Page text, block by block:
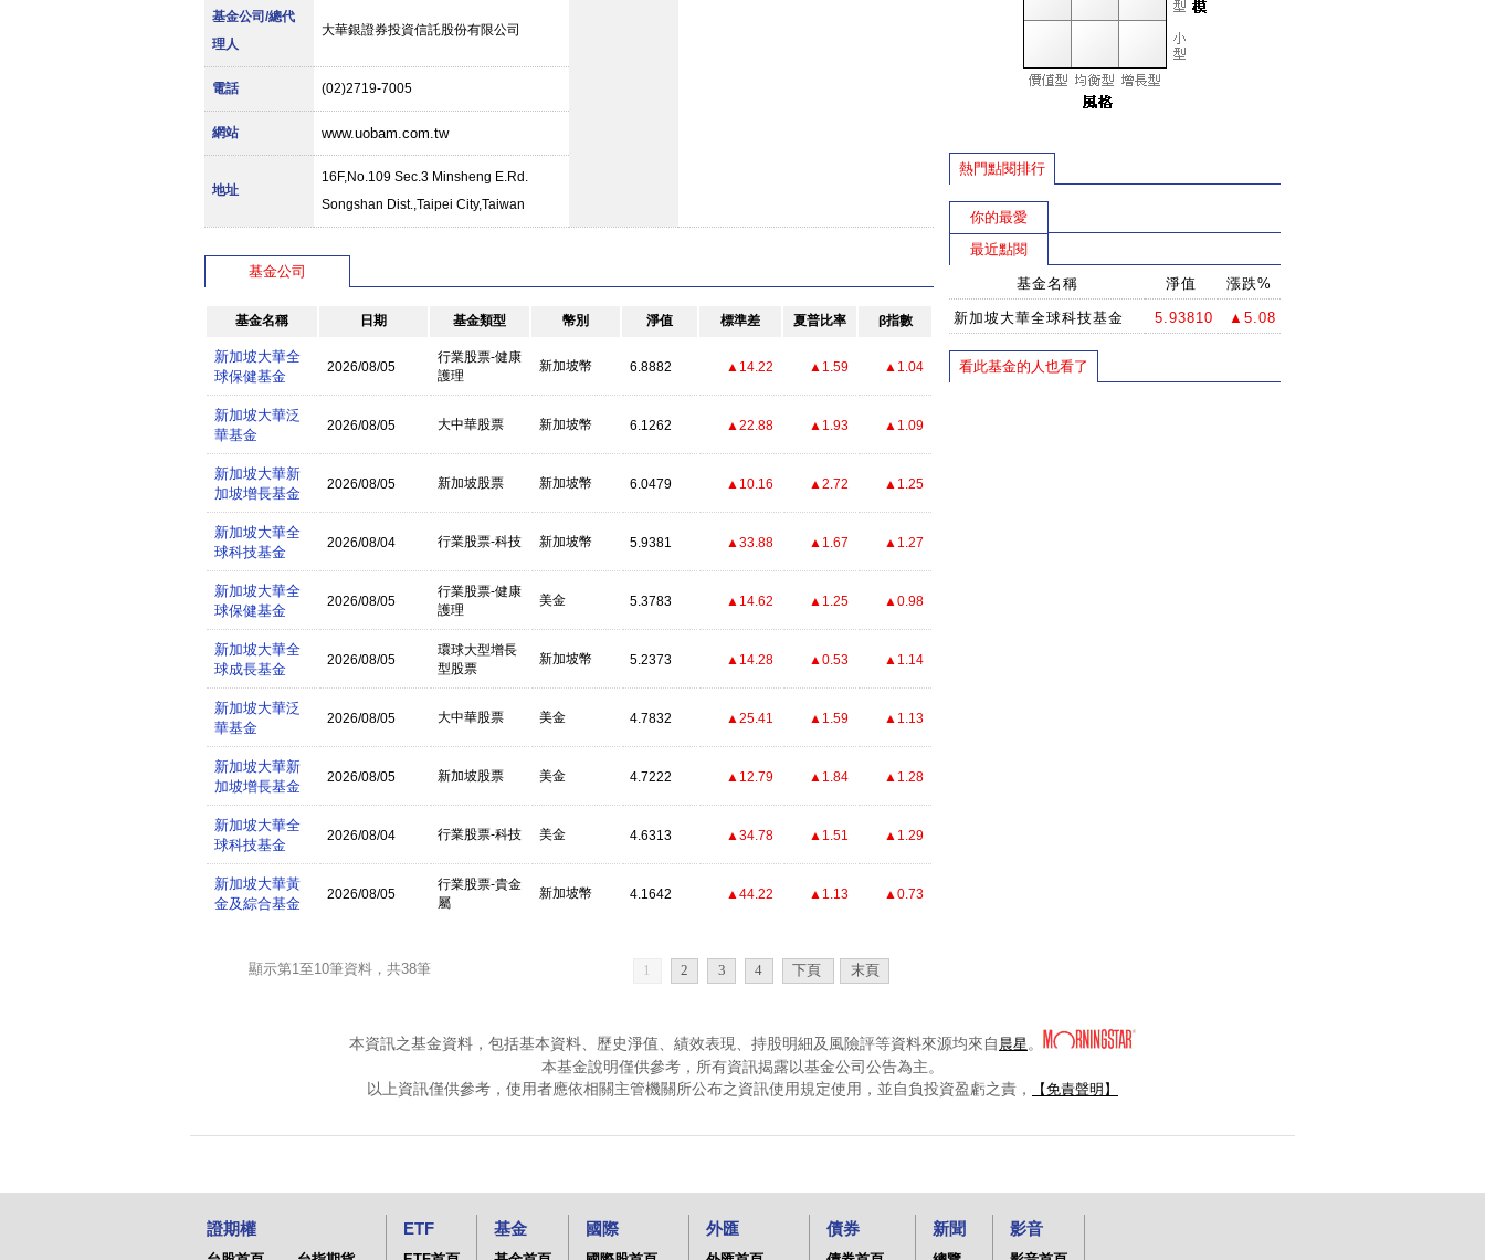
基金公司/總代
理人
大華銀證券投資信託股份有限公司
電話 (02)2719-7005
網站 www.uobam.com.tw
地址
16F,No.109 Sec.3 Minsheng E.Rd.
Songshan Dist.,Taipei City,Taiwan
基金公司
基金名稱 日期 基金類型 幣別 淨值 標準差 夏普比率 β指數
新加坡大華全
球保健基金
2026/08/05
行業股票-健康
護理
新加坡幣 6.8882 ▲14.22 ▲1.59 ▲1.04
新加坡大華泛
華基金
2026/08/05 大中華股票 新加坡幣 6.1262 ▲22.88 ▲1.93 ▲1.09
新加坡大華新
加坡增長基金
2026/08/05 新加坡股票 新加坡幣 6.0479 ▲10.16 ▲2.72 ▲1.25
新加坡大華全
球科技基金
2026/08/04 行業股票-科技 新加坡幣 5.9381 ▲33.88 ▲1.67 ▲1.27
新加坡大華全
球保健基金
2026/08/05
行業股票-健康
護理
美金 5.3783 ▲14.62 ▲1.25 ▲0.98
新加坡大華全
球成長基金
2026/08/05
環球大型增長
型股票
新加坡幣 5.2373 ▲14.28 ▲0.53 ▲1.14
新加坡大華泛
華基金
2026/08/05 大中華股票 美金 4.7832 ▲25.41 ▲1.59 ▲1.13
新加坡大華新
加坡增長基金
2026/08/05 新加坡股票 美金 4.7222 ▲12.79 ▲1.84 ▲1.28
新加坡大華全
球科技基金
2026/08/04 行業股票-科技 美金 4.6313 ▲34.78 ▲1.51 ▲1.29
新加坡大華黃
金及綜合基金
2026/08/05
行業股票-貴金
屬
新加坡幣 4.1642 ▲44.22 ▲1.13 ▲0.73
顯示第1至10筆資料，共38筆 1 2 3 4 下頁 末頁
熱門點閱排行
你的最愛
最近點閱
基金名稱 淨值 漲跌%
新加坡大華全球科技基金 5.93810 ▲5.08
看此基金的人也看了
本資訊之基金資料，包括基本資料、歷史淨值、績效表現、持股明細及風險評等資料來源均來自 晨星 。
本基金說明僅供參考，所有資訊揭露以基金公司公告為主。
以上資訊僅供參考，使用者應依相關主管機關所公布之資訊使用規定使用，並自負投資盈虧之責，
【免責聲明】
證期權 ETF 基金 國際 外匯 債券 新聞 影音